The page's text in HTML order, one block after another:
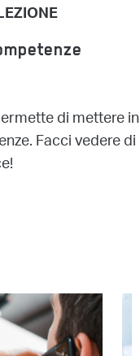
di mettere in
Facci vedere di